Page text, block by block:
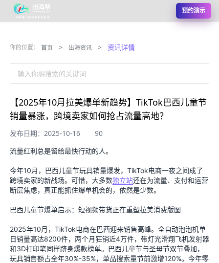
预约演示
你的位置： 首页 > 出海资讯 > 资讯详情
输入你想搜索的关键词
【2025年10月拉美爆单新趋势】TikTok巴西儿童节
销量暴涨，跨境卖家如何抢占流量高地？
发布日期：2025-10-16 90
流量红利总是留给最快行动的人。
今年10月，巴西儿童节玩具销量爆发，TikTok电商一夜之间成了
跨境卖家的新战场。可惜，大多数独立站还在为流量、支付和运营
断层焦虑，真正能抓住爆单机会的，依然是少数。
巴西儿童节爆单启示：短视频带货正在重塑拉美消费版图
2025年10月，TikTok电商在巴西迎来销售高峰。全自动泡泡机单
日销量高达8200件，两个月狂销近4万件，带灯光滑翔飞机发射器
和3D打印笔同样跻身爆款榜单。巴西儿童节与圣母节双节叠加，
玩具销售额占全年30%-35%，单品搜索量节前激增120%。今年零